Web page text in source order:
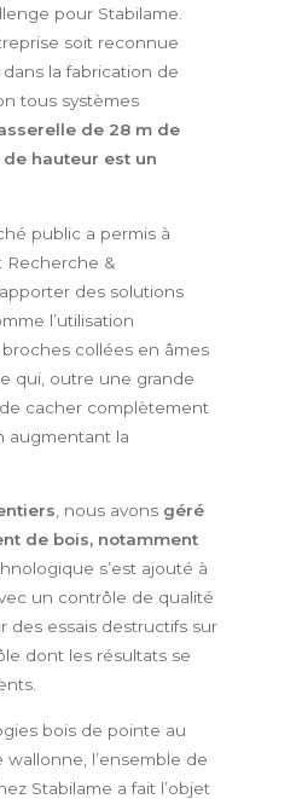
pour Stabilame.
soit reconnue
la fabrication de
tous systèmes
de 28 m de
hauteur est un
public a permis à
&
des solutions
l’utilisation
broches collées en âmes
qui, outre une grande
cacher complètement
augmentant la
, nous avons géré
de bois, notamment
s’est ajouté à
un contrôle de qualité
des essais destructifs sur
dont les résultats se
bois de pointe au
l’ensemble de
Stabilame a fait l’objet